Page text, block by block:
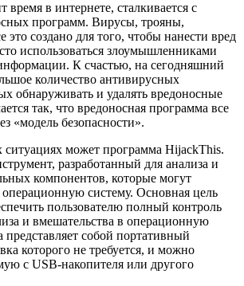
время в интернете, сталкивается с
программ. Вирусы, трояны,
создано для того, чтобы нанести вред
использоваться злоумышленниками
К счастью, на сегодняшний
количество антивирусных
обнаруживать и удалять вредоносные
так, что вредоносная программа все
«модель безопасности».
ситуациях может программа HijackThis.
разработанный для анализа и
компонентов, которые могут
систему. Основная цель
пользователю полный контроль
и вмешательства в операционную
собой портативный
которого не требуется, и можно
с USB-накопителя или другого